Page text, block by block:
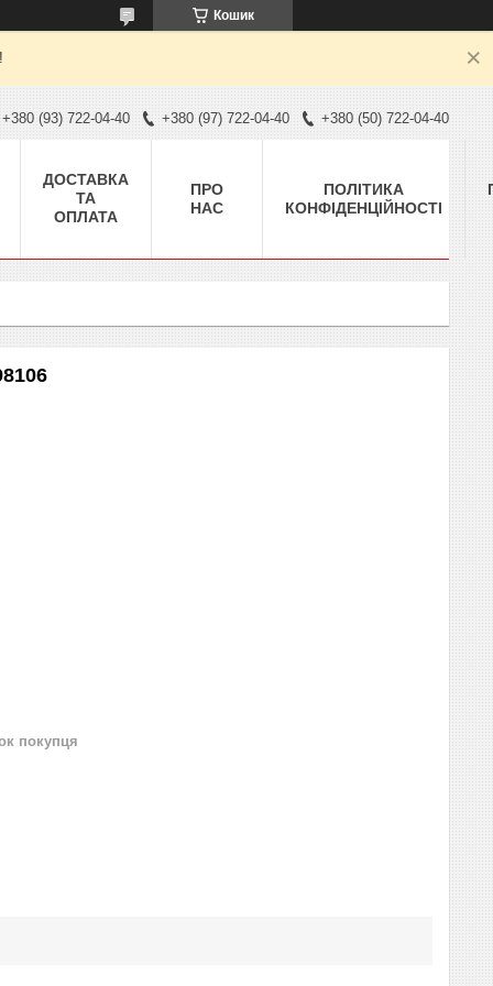
Кошик
+380 (93) 722-04-40 +380 (97) 722-04-40 +380 (50) 722-04-40
ДОСТАВКА
ТА
ОПЛАТА
ПРО
НАС
ПОЛІТИКА
КОНФІДЕНЦІЙНОСТІ
покупця